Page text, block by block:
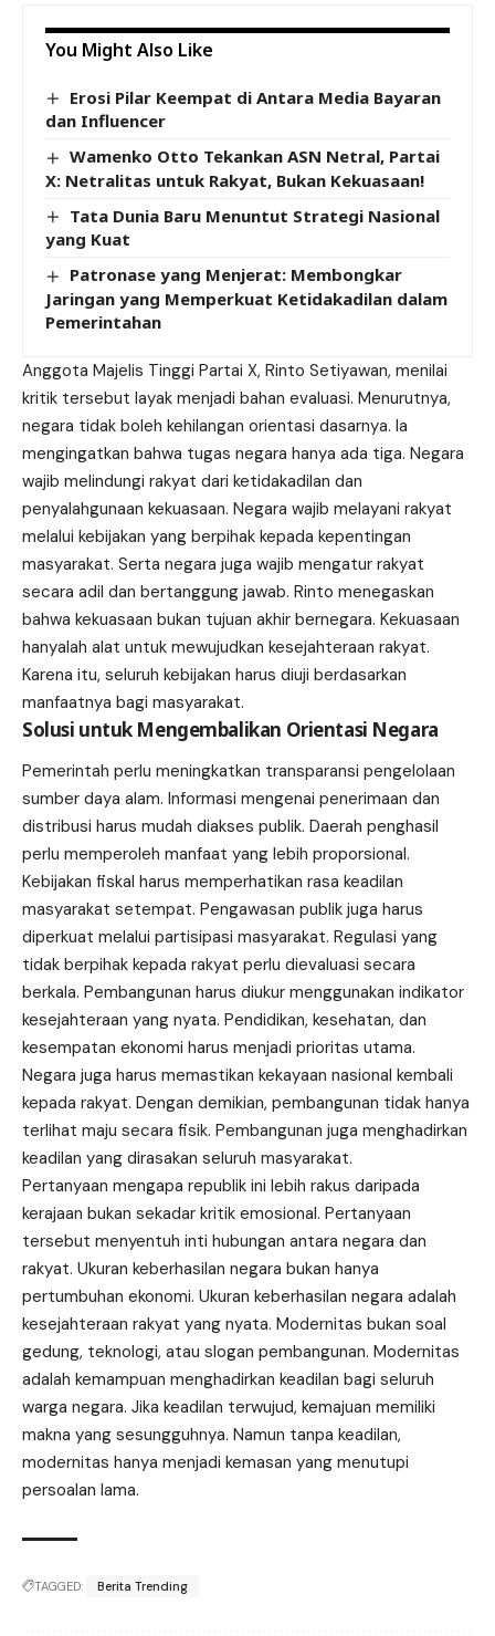
You Might Also Like
Erosi Pilar Keempat di Antara Media Bayaran
dan Influencer
Wamenko Otto Tekankan ASN Netral, Partai
X: Netralitas untuk Rakyat, Bukan Kekuasaan!
Tata Dunia Baru Menuntut Strategi Nasional
yang Kuat
Patronase yang Menjerat: Membongkar
Jaringan yang Memperkuat Ketidakadilan dalam
Pemerintahan
Anggota Majelis Tinggi Partai X, Rinto Setiyawan, menilai
kritik tersebut layak menjadi bahan evaluasi. Menurutnya,
negara tidak boleh kehilangan orientasi dasarnya. Ia
mengingatkan bahwa tugas negara hanya ada tiga. Negara
wajib melindungi rakyat dari ketidakadilan dan
penyalahgunaan kekuasaan. Negara wajib melayani rakyat
melalui kebijakan yang berpihak kepada kepentingan
masyarakat. Serta negara juga wajib mengatur rakyat
secara adil dan bertanggung jawab. Rinto menegaskan
bahwa kekuasaan bukan tujuan akhir bernegara. Kekuasaan
hanyalah alat untuk mewujudkan kesejahteraan rakyat.
Karena itu, seluruh kebijakan harus diuji berdasarkan
manfaatnya bagi masyarakat.
Solusi untuk Mengembalikan Orientasi Negara
Pemerintah perlu meningkatkan transparansi pengelolaan
sumber daya alam. Informasi mengenai penerimaan dan
distribusi harus mudah diakses publik. Daerah penghasil
perlu memperoleh manfaat yang lebih proporsional.
Kebijakan fiskal harus memperhatikan rasa keadilan
masyarakat setempat. Pengawasan publik juga harus
diperkuat melalui partisipasi masyarakat. Regulasi yang
tidak berpihak kepada rakyat perlu dievaluasi secara
berkala. Pembangunan harus diukur menggunakan indikator
kesejahteraan yang nyata. Pendidikan, kesehatan, dan
kesempatan ekonomi harus menjadi prioritas utama.
Negara juga harus memastikan kekayaan nasional kembali
kepada rakyat. Dengan demikian, pembangunan tidak hanya
terlihat maju secara fisik. Pembangunan juga menghadirkan
keadilan yang dirasakan seluruh masyarakat.
Pertanyaan mengapa republik ini lebih rakus daripada
kerajaan bukan sekadar kritik emosional. Pertanyaan
tersebut menyentuh inti hubungan antara negara dan
rakyat. Ukuran keberhasilan negara bukan hanya
pertumbuhan ekonomi. Ukuran keberhasilan negara adalah
kesejahteraan rakyat yang nyata. Modernitas bukan soal
gedung, teknologi, atau slogan pembangunan. Modernitas
adalah kemampuan menghadirkan keadilan bagi seluruh
warga negara. Jika keadilan terwujud, kemajuan memiliki
makna yang sesungguhnya. Namun tanpa keadilan,
modernitas hanya menjadi kemasan yang menutupi
persoalan lama.
TAGGED: Berita Trending